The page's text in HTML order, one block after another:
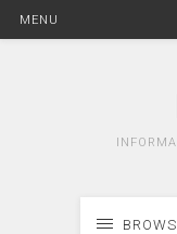
MENU